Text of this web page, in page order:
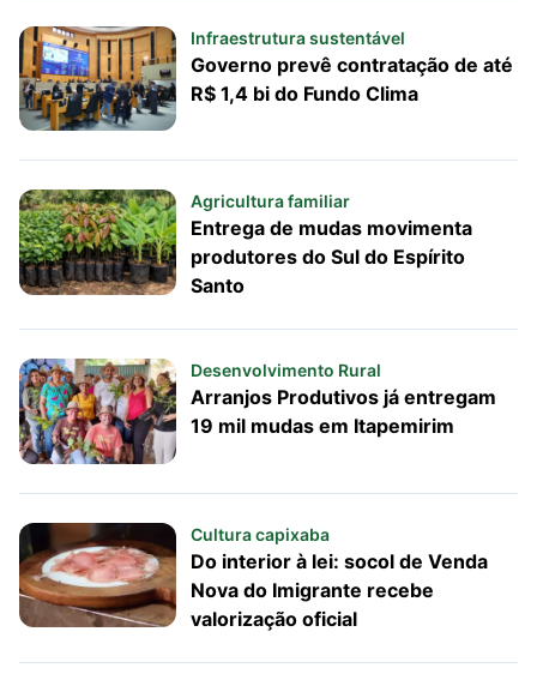
Infraestrutura sustentável
Governo prevê contratação de até
R$ 1,4 bi do Fundo Clima
Agricultura familiar
Entrega de mudas movimenta
produtores do Sul do Espírito
Santo
Desenvolvimento Rural
Arranjos Produtivos já entregam
19 mil mudas em Itapemirim
Cultura capixaba
Do interior à lei: socol de Venda
Nova do Imigrante recebe
valorização oficial